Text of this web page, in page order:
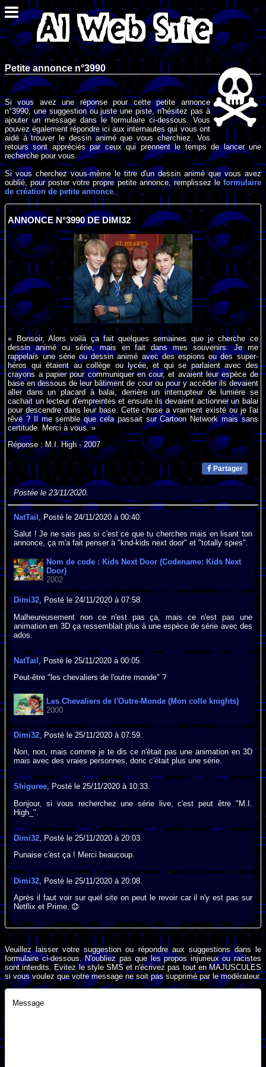
Petite annonce n°3990
Si vous avez une réponse pour cette petite annonce
n°3990, une suggestion ou juste une piste, n'hésitez pas à
ajouter un message dans le formulaire ci-dessous. Vous
pouvez également répondre ici aux internautes qui vous ont
aidé à trouver le dessin animé que vous cherchiez. Vos
retours sont appréciés par ceux qui prennent le temps de lancer une
recherche pour vous.
Si vous cherchez vous-même le titre d'un dessin animé que vous avez
oublié, pour poster votre propre petite annonce, remplissez leformulaire
de création de petite annonce .
ANNONCE N°3990 DE DIMI32
« Bonsoir, Alors voilà ça fait quelques semaines que je cherche ce
dessin animé ou série, mais en fait dans mes souvenirs. Je me
rappelais une série ou dessin animé avec des espions ou des super-
héros qui étaient au collège ou lycée, et qui se parlaient avec des
crayons a papier pour communiquer en cour, et avaient leur espèce de
base en dessous de leur bâtiment de cour ou pour y accéder ils devaient
aller dans un placard à balai, derrière un interrupteur de lumière se
cachait un lecteur d'empreintes et ensuite ils devaient actionner un balai
pour descendre dans leur base. Cette chose a vraiment existé ou je l'ai
rêvé ? Il me semble que cela passait sur Cartoon Network mais sans
certitude. Merci à vous. »
Réponse : M.I. High - 2007
Partager
Postée le 23/11/2020.
NatTail , Posté le 24/11/2020 à 00:40.
Salut ! Je ne sais pas si c'est ce que tu cherches mais en lisant ton
annonce, ça m'a fait penser à "knd-kids next door" et "totally spies".
Nom de code : Kids Next Door (Codename: Kids Next
Door)
2002
Dimi32, Posté le 24/11/2020 à 07:58.
Malheureusement non ce n'est pas ça, mais ce n'est pas une
animation en 3D ça ressemblait plus à une espèce de série avec des
ados.
NatTail , Posté le 25/11/2020 à 00:05.
Peut-être "les chevaliers de l'outre monde" ?
Les Chevaliers de l'Outre-Monde (Mon colle knights)
2000
Dimi32 , Posté le 25/11/2020 à 07:59.
Non, non, mais comme je te dis ce n'était pas une animation en 3D
mais avec des vraies personnes, donc c'était plus une série.
Shiguree, Posté le 25/11/2020 à 10:33.
Bonjour, si vous recherchez une série live, c'est peut être "M.I.
High_".
Dimi32 , Posté le 25/11/2020 à 20:03.
Punaise c'est ça ! Merci beaucoup.
Dimi32 , Posté le 25/11/2020 à 20:08.
Après il faut voir sur quel site on peut le revoir car il n'y est pas sur
Netflix et Prime.
Veuillez laisser votre suggestion ou répondre aux suggestions dans le
formulaire ci-dessous. N'oubliez pas que les propos injurieux ou racistes
sont interdits. Evitez le style SMS et n'écrivez pas tout en MAJUSCULES
si vous voulez que votre message ne soit pas supprimé par le modérateur.
Message